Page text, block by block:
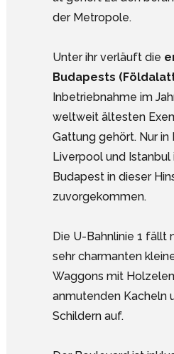
der Metropole.
Unter ihr verläuft die
Budapests
Inbetriebnahme im
weltweit ältesten
Gattung gehört. Nur in
Liverpool und Istanbul
Budapest in dieser
zuvorgekommen.
Die U-Bahnlinie 1 fällt
sehr charmanten
Waggons mit
anmutenden Kacheln
Schildern auf.